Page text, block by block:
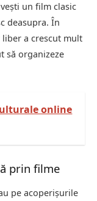
un film clasic
deasupra. În
a crescut mult
să organizeze
online
prin filme
pe acoperișurile